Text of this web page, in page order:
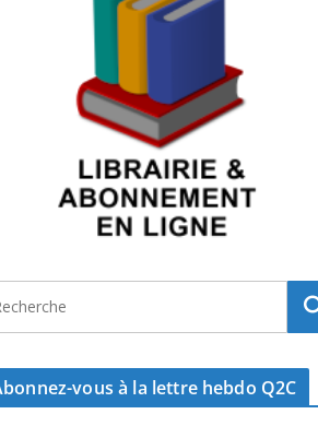
vous à la lettre hebdo Q2C